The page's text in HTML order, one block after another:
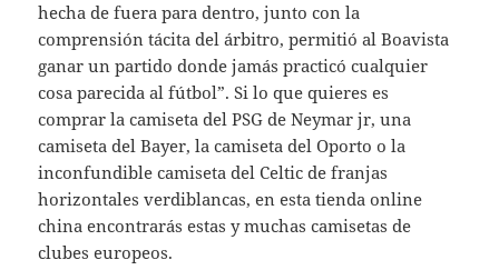
hecha de fuera para dentro, junto con la
comprensión tácita del árbitro, permitió al Boavista
ganar un partido donde jamás practicó cualquier
cosa parecida al fútbol”. Si lo que quieres es
comprar la camiseta del PSG de Neymar jr, una
camiseta del Bayer, la camiseta del Oporto o la
inconfundible camiseta del Celtic de franjas
horizontales verdiblancas, en esta tienda online
china encontrarás estas y muchas camisetas de
clubes europeos.